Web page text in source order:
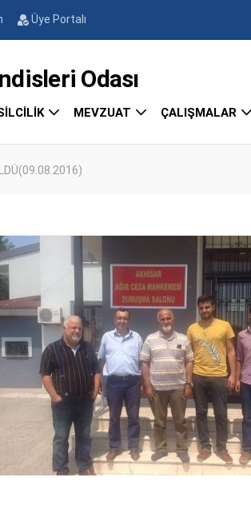
Üye Portalı
Odası
MEVZUAT ÇALIŞMALAR